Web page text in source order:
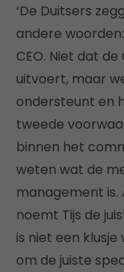
‘De Duitsers
andere
CEO. Niet dat
uitvoert, maar
ondersteunt en
tweede
binnen het
weten wat de
management
noemt Tijs de
is niet een
om de juiste